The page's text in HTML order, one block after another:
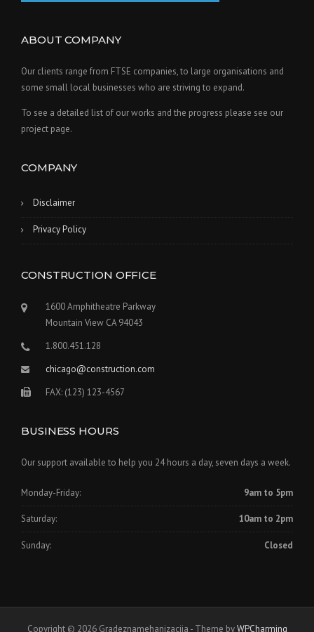
ABOUT COMPANY
Our clients range from FTSE companies, to large organisations and
some small local businesses who are striving to expand.
To see a detailed list of our works and the progress please see our
project page.
COMPANY
Disclaimer
Privacy Policy
CONSTRUCTION OFFICE
1600 Amphitheatre Parkway
Mountain View CA 94043
1.800.451.128
chicago@construction.com
FAX: (123) 123-4567
BUSINESS HOURS
Our support available to help you 24 hours a day, seven days a week.
Monday-Friday: 9am to 5pm
Saturday: 10am to 2pm
Sunday: Closed
Copyright © 2026 Gradeznamehanizacija - Theme byWPCharming